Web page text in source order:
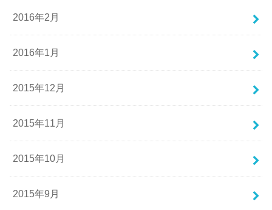
2016年2月
2016年1月
2015年12月
2015年11月
2015年10月
2015年9月